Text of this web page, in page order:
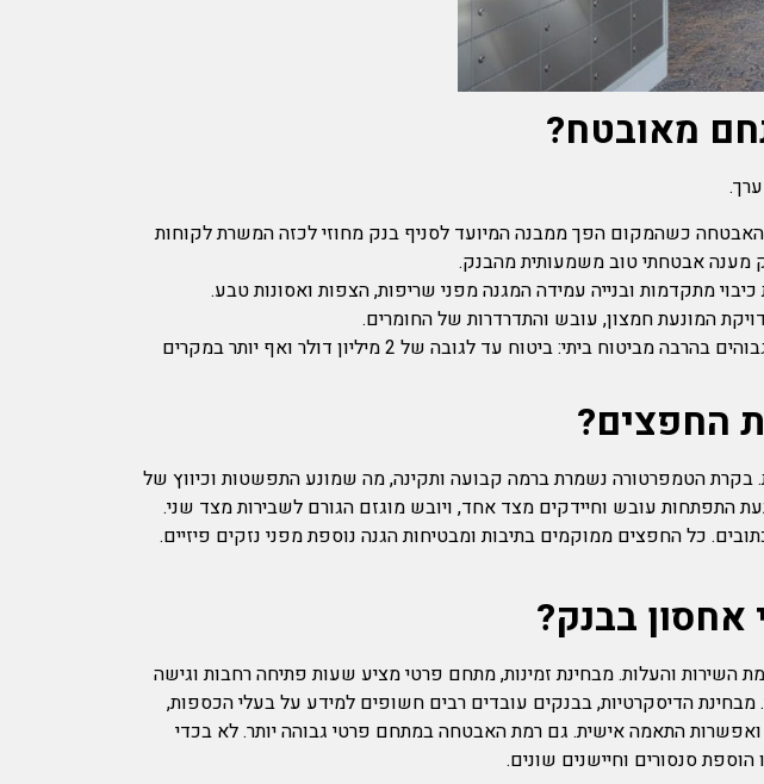
מאובטח?
כשהמקום הפך ממבנה המיועד לסניף בנק מחוזי לכזה המשרת לקוחות
מענה אבטחתי טוב משמעותית מהבנק.
מתקדמות ובנייה עמידה המגנה מפני שריפות, הצפות ואסונות טבע.
המונעת חמצון, עובש והתדרדרות של החומרים.
– אפשרות לבטח את החפצים בסכומים גבוהים בהרבה מביטוח ביתי: ביטוח עד לגובה של 2 מיליון דולר ואף יותר במקרים
החפצים?
בקרת הטמפרטורה נשמרת ברמה קבועה ותקינה, מה שמונע התפשטות וכיווץ של
לגרום לסדקים או עיוותים. הלחות היחסית מבוקרת ברמה של 45-55%, המונעת התפתחות עובש וחיידקים מצד אחד, ויובש מוגזם הגורם לשבירות מצד שני.
כל החפצים ממוקמים בתיבות ומבטיחות הגנה נוספת מפני נזקים פיזיים.
בבנק?
והעלות. מבחינת זמינות, מתחם פרטי מציע שעות פתיחה רחבות וגישה
הדיסקרטיות, בבנקים עובדים רבים חשופים למידע על בעלי הכספות,
התאמה אישית. גם רמת האבטחה במתחם פרטי גבוהה יותר. לא בכדי
סנסורים וחיישנים שונים.